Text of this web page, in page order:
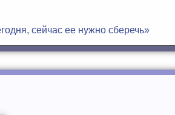
сейчас ее нужно сберечь»